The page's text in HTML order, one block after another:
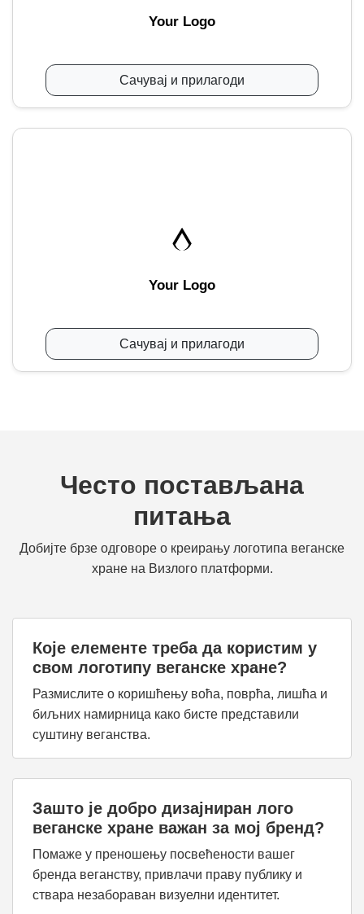
Your Logo
Сачувај и прилагоди
Your Logo
Сачувај и прилагоди
Често постављана
питања
Добијте брзе одговоре о креирању логотипа веганске
хране на Визлого платформи.
Које елементе треба да користим у
свом логотипу веганске хране?
Размислите о коришћењу воћа, поврћа, лишћа и
биљних намирница како бисте представили
суштину веганства.
Зашто је добро дизајниран лого
веганске хране важан за мој бренд?
Помаже у преношењу посвећености вашег
бренда веганству, привлачи праву публику и
ствара незабораван визуелни идентитет.